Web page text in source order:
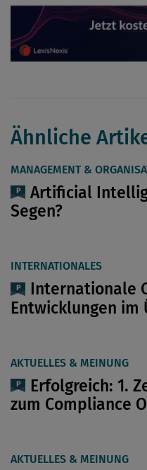
Ähnliche
MANAGEMENT &
Artificial
Segen?
INTERNATIONALES
Internationale
Entwicklungen im
AKTUELLES & MEINUNG
Erfolgreich: 1.
zum Compliance
AKTUELLES & MEINUNG